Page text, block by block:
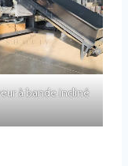
à bande incliné